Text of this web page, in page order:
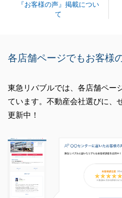
『お客様の声』掲載につい
て
各店舗ページでもお客様
東急リバブルでは、各店舗ペー
ています。不動産会社選びに、
更新中！